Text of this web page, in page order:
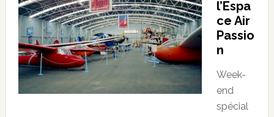
l’Espa
ce Air
Passio
n
Week-
end
spécial